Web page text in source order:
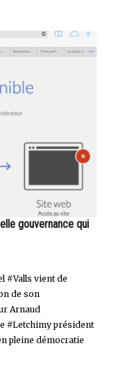
gouvernance qui
#Valls vient de
de son
Arnaud
#Letchimy président
pleine démocratie